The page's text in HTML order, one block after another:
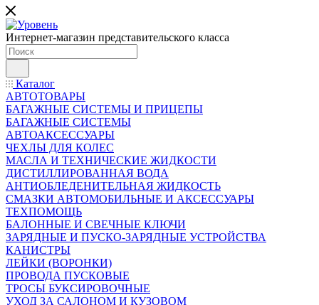
Интернет-магазин представительского класса
Каталог
АВТОТОВАРЫ
БАГАЖНЫЕ СИСТЕМЫ И ПРИЦЕПЫ
БАГАЖНЫЕ СИСТЕМЫ
АВТОАКСЕССУАРЫ
ЧЕХЛЫ ДЛЯ КОЛЕС
МАСЛА И ТЕХНИЧЕСКИЕ ЖИДКОСТИ
ДИСТИЛЛИРОВАННАЯ ВОДА
АНТИОБЛЕДЕНИТЕЛЬНАЯ ЖИДКОСТЬ
СМАЗКИ АВТОМОБИЛЬНЫЕ И АКСЕССУАРЫ
ТЕХПОМОЩЬ
БАЛОННЫЕ И СВЕЧНЫЕ КЛЮЧИ
ЗАРЯДНЫЕ И ПУСКО-ЗАРЯДНЫЕ УСТРОЙСТВА
КАНИСТРЫ
ЛЕЙКИ (ВОРОНКИ)
ПРОВОДА ПУСКОВЫЕ
ТРОСЫ БУКСИРОВОЧНЫЕ
УХОД ЗА САЛОНОМ И КУЗОВОМ